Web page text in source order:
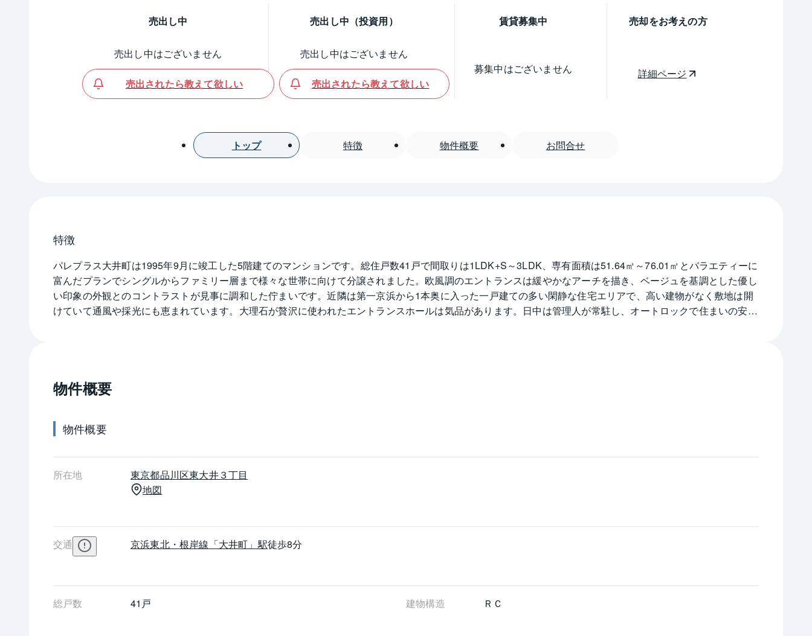
売出し中
売出し中はございません
売出されたら教えて欲しい
売出し中（投資用）
売出し中はございません
売出されたら教えて欲しい
賃貸募集中
募集中はございません
売却をお考えの方
詳細ページ
トップ 特徴 物件概要 お問合せ
特徴
パレプラス大井町は1995年9月に竣工した5階建てのマンションです。総住戸数41戸で間取りは1LDK+S～3LDK、専有面積は51.64㎡～76.01㎡とバラエティーに
富んだプランでシングルからファミリー層まで様々な世帯に向けて分譲されました。欧風調のエントランスは緩やかなアーチを描き、ベージュを基調とした優し
い印象の外観とのコントラストが見事に調和した佇まいです。近隣は第一京浜から1本奥に入った一戸建ての多い閑静な住宅エリアで、高い建物がなく敷地は開
けていて通風や採光にも恵まれています。大理石が贅沢に使われたエントランスホールは気品があります。日中は管理人が常駐し、オートロックで住まいの安全
物件概要
物件概要
所在地 東京都品川区東大井３丁目
地図
交通 京浜東北・根岸線 「大井町」駅徒歩8分
総戸数 41戸 建物構造 ＲＣ